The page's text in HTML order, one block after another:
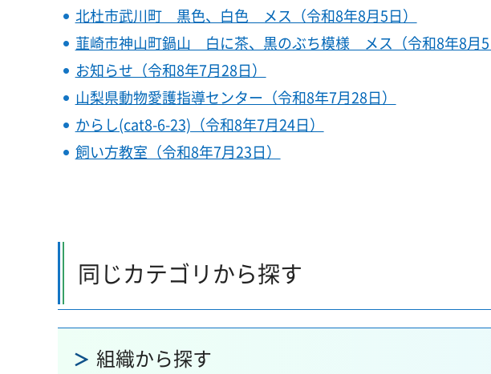
北杜市武川町 黒色、白色 メス（令和8年8月5日）
韮崎市神山町鍋山 白に茶、黒のぶち模様 メス（令和8年8月5
お知らせ（令和8年7月28日）
山梨県動物愛護指導センター（令和8年7月28日）
からし(cat8-6-23)（令和8年7月24日）
飼い方教室（令和8年7月23日）
同じカテゴリから探す
組織から探す